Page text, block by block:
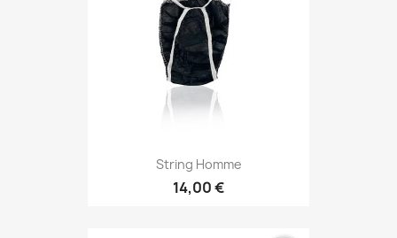
String Homme
14,00 €